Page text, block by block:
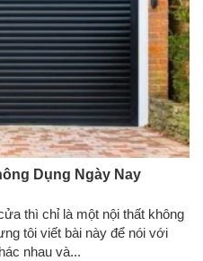
Dụng Ngày Nay
thì chỉ là một nội thất không
tôi viết bài này để nói với
nhau và...